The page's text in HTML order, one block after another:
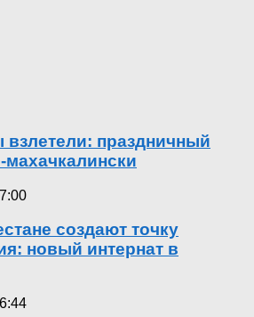
праздничный
махачкалински
создают точку
новый интернат в